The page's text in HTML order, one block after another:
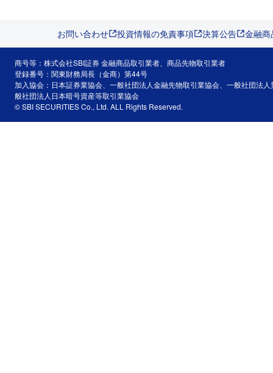
お問い合わせ 投資情報の免責事項 決算公告 金融
商号等：株式会社SBI証券 金融商品取引業者、商品先物取引業者
登録番号：関東財務局長（金商）第44号
加入協会：日本証券業協会、一般社団法人金融先物取引業協会、一般社団法
般社団法人日本暗号資産等取引業協会
© SBI SECURITIES Co., Ltd. ALL Rights Reserved.